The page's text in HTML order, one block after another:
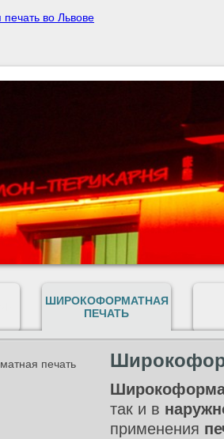
ШИРОКОФОРМАТНАЯ
ПЕЧАТЬ
так и в
применения